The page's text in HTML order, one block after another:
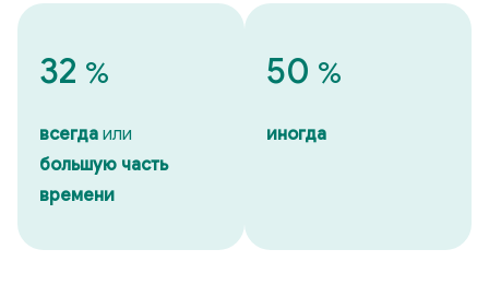
32 %
всегда или
большую часть
времени
50 %
иногда